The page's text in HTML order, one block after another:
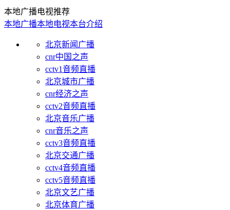
本地广播电视推荐
本地广播本地电视本台介绍
北京新闻广播
cnr中国之声
cctv1音频直播
北京城市广播
cnr经济之声
cctv2音频直播
北京音乐广播
cnr音乐之声
cctv3音频直播
北京交通广播
cctv4音频直播
cctv5音频直播
北京文艺广播
北京体育广播